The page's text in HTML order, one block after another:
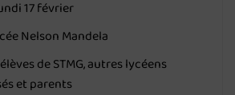
17 février
Nelson Mandela
élèves de STMG, autres lycéens
et parents